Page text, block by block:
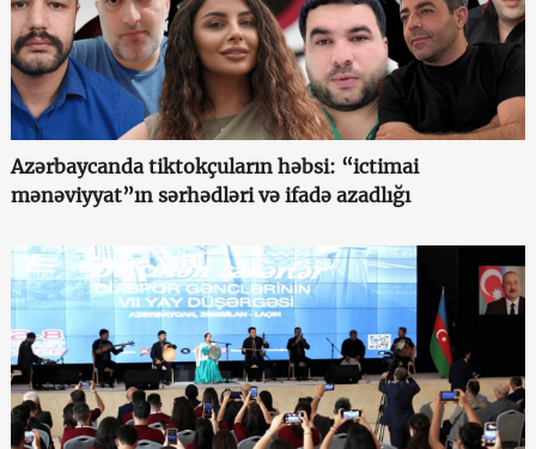
Azərbaycanda tiktokçuların həbsi: “ictimai
mənəviyyat”ın sərhədləri və ifadə azadlığı